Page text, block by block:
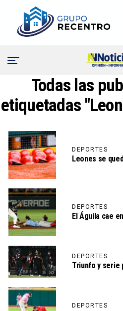
Todas las
etiquetadas
DEPORTES
Leones se
DEPORTES
El Águila cae
DEPORTES
Triunfo y serie
DEPORTES